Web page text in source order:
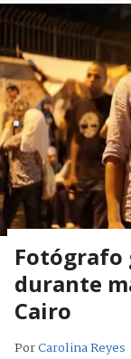
Fotógrafo
durante
Cairo
PorCarolina Reyes